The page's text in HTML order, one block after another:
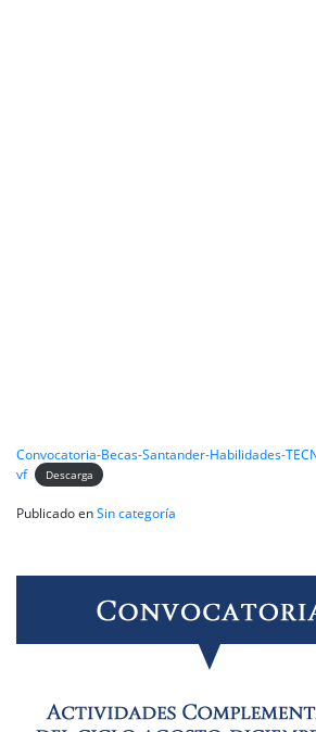
Convocatoria-Becas-Santander-Habilidades-
vf
Descarga
Publicado enSin categoría